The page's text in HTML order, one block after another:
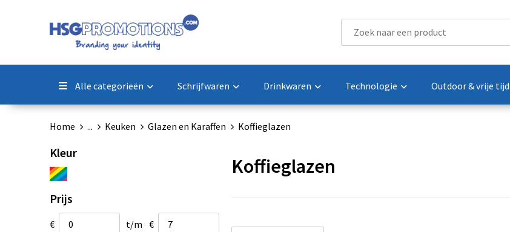
Alle categorieën Schrijfwaren Drinkwaren Technologie Outdoor & vrije tijd
Home ... Keuken Glazen en Karaffen Koffieglazen
Kleur
Prijs
€ t/m €
Koffieglazen